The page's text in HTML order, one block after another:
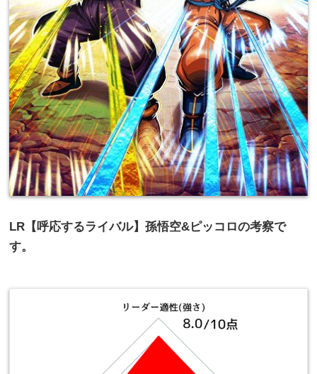
LR【呼応するライバル】孫悟空&ピッコロの考察で
す。